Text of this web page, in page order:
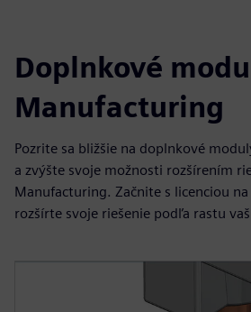
Doplnkové
Manufacturing
Pozrite sa bližšie na doplnkové
a zvýšte svoje možnosti rozšírením
Manufacturing. Začnite s licenciou na
rozšírte svoje riešenie podľa rastu